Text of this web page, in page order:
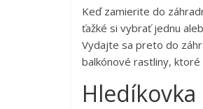
Keď zamierite do
ťažké si vybrať jednu
Vydajte sa preto do
balkónové rastliny, ktoré
Hledíkovka